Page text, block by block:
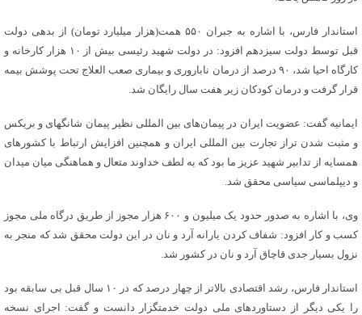
استاندار فارس، با اشاره به جبران ۵۵۰ همت(هزار میلیارد تومان) از بدهی دولت
قبل توسط دولت سیزدهم افزود: در دولت شهید رئیسی بیش از ۱۰ هزار کارخانه و
کارگاه احیا شد، ۹۰ درصد از درمان ناباروری و بیماری صعب العلاج تحت پوشش بیمه
قرار گرفت و درمان کودکان زیر هفت سال رایگان شد.
ایمانیه گفت: عضویت ایران در پیمان‌های بین المللی نظیر پیمان شانگهای و بریکس
و مثبت شدن تراز تجارت بین المللی ایران و همچنین افزایش ارتباط با کشورهای
همسایه از تدابیر شهید عزیز ما بود که به لطف خداوند متعال و هماهنگی میان میدان
و دیپلماسی سیاسی محقق شد.
وی، با اشاره به صدور حدود یک میلیون و ۶۰۰ هزار مجوز از طریق درگاه ملی مجوز
کسب و کار افزود: شفاف کردن یارانه آرد و نان در این دولت محقق شد که منجر به
نزول بسیار جدی قاچاق آرد و نان در کشور شد.
استاندار فارس، رشد اقتصادی بالاتر از چهار درصد که در ۱۰ سال قبل بی سابقه بود
را یکی دیگر از دستاوردهای ملی دولت خدمتگزار دانست و گفت: اجرای نسخه